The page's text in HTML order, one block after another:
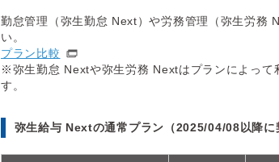
勤怠管理（弥生勤怠 Next）や労務管理（弥生労務
い。
プラン比較
※弥生勤怠 Nextや弥生労務 Nextはプランによって
す。
弥生給与 Nextの通常プラン（2025/04/08以降に